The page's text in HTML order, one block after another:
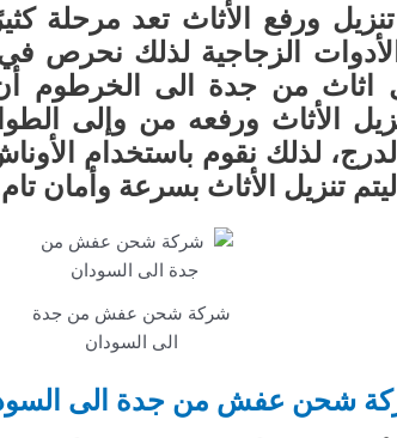
ورفع الأثاث تعد مرحلة
الزجاجية لذلك نحرص
اثاث من جدة الى الخرطوم أن
الأثاث ورفعه من وإلى
لذلك نقوم باستخدام
ليتم تنزيل الأثاث بسرعة وأمان
شركة شحن عفش من جدة
الى السودان
شحن عفش من جدة الى